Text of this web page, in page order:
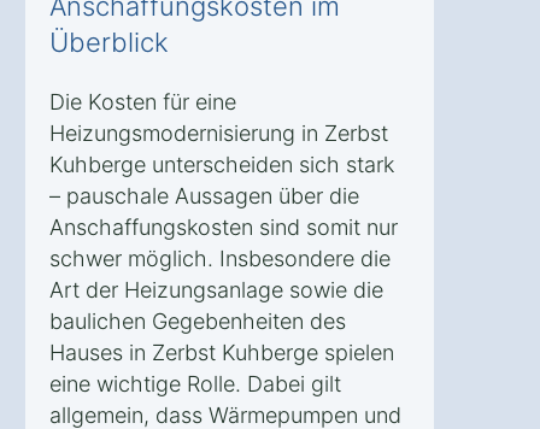
Überblick
Die Kosten für eine
Heizungsmodernisierung in Zerbst
Kuhberge unterscheiden sich stark
– pauschale Aussagen über die
Anschaffungskosten sind somit nur
schwer möglich. Insbesondere die
Art der Heizungsanlage sowie die
baulichen Gegebenheiten des
Hauses in Zerbst Kuhberge spielen
eine wichtige Rolle. Dabei gilt
allgemein, dass Wärmepumpen und